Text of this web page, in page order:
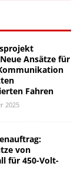
Ansätze für
Fahren
2025
von
für 450-Volt-